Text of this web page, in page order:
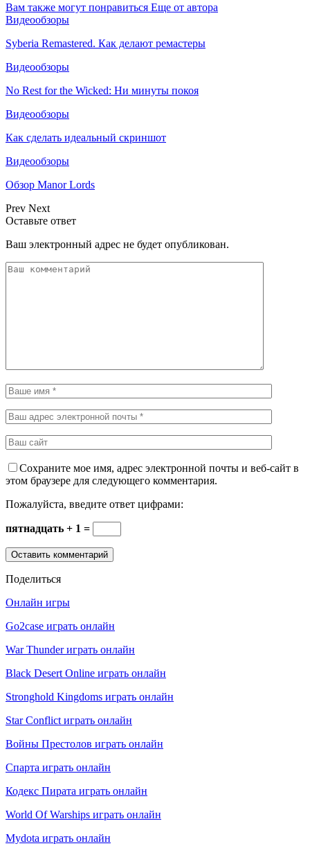
Вам также могут понравиться Еще от автора
Видеообзоры
Syberia Remastered. Как делают ремастеры
Видеообзоры
No Rest for the Wicked: Ни минуты покоя
Видеообзоры
Как сделать идеальный скриншот
Видеообзоры
Обзор Manor Lords
Prev Next
Оставьте ответ
Ваш электронный адрес не будет опубликован.
Сохраните мое имя, адрес электронной почты и веб-сайт в
этом браузере для следующего комментария.
Пожалуйста, введите ответ цифрами:
пятнадцать + 1 =
Поделиться
Онлайн игры
Go2case играть онлайн
War Thunder играть онлайн
Black Desert Online играть онлайн
Stronghold Kingdoms играть онлайн
Star Conflict играть онлайн
Войны Престолов играть онлайн
Спарта играть онлайн
Кодекс Пирата играть онлайн
World Of Warships играть онлайн
Mydota играть онлайн